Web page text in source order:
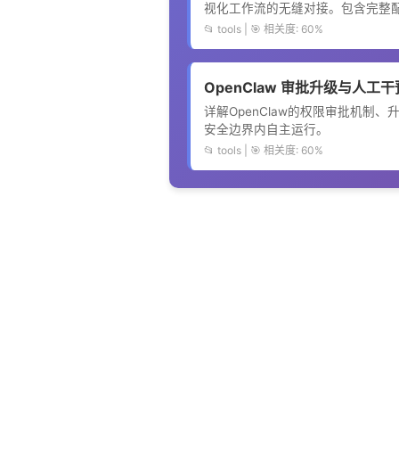
视化工作流的无缝对接。包含完整
📂 tools | 🎯 相关度: 60%
OpenClaw 审批升级与人工干
详解OpenClaw的权限审批机制、
安全边界内自主运行。
📂 tools | 🎯 相关度: 60%